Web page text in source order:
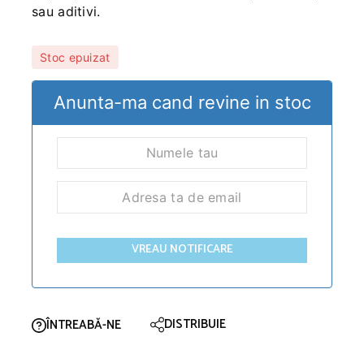
sau aditivi.
Stoc epuizat
Anunta-ma cand revine in stoc
VREAU NOTIFICARE
ÎNTREABĂ-NE DISTRIBUIE